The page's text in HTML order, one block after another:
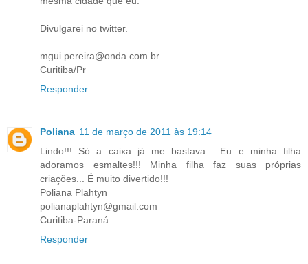
Divulgarei no twitter.
mgui.pereira@onda.com.br
Curitiba/Pr
Responder
Poliana 11 de março de 2011 às 19:14
Lindo!!! Só a caixa já me bastava... Eu e minha filha
adoramos esmaltes!!! Minha filha faz suas próprias
criações... É muito divertido!!!
Poliana Plahtyn
polianaplahtyn@gmail.com
Curitiba-Paraná
Responder